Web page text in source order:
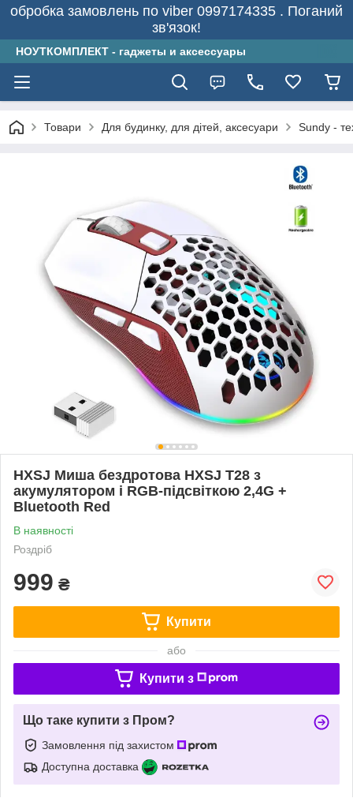
обробка замовлень по viber 0997174335 . Поганий
зв'язок!
НОУТКОМПЛЕКТ - гаджеты и аксессуары
Товари Для будинку, для дітей, аксесуари Sundy -
HXSJ Миша бездротова HXSJ Т28 з
акумулятором і RGB-підсвіткою 2,4G +
Bluetooth Red
В наявності
Роздріб
999 ₴
Купити
або
Купити з
Що таке купити з Пром?
Замовлення під захистом
Доступна доставка